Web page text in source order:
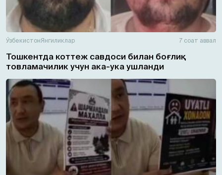
ЎзбекистонЯнгиликлар 7 соат аввал
Тошкентда коттеж савдоси билан боғлиқ
товламачилик учун ака-ука ушланди